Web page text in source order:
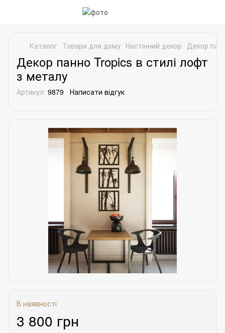
Каталог Товари для дому Настінний декор Декор
Декор панно Tropics в стилі лофт
з металу
Артикул: 9879 Написати відгук
В наявності
3 800 грн